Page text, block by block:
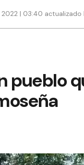
| 03:40 actualizado
pueblo